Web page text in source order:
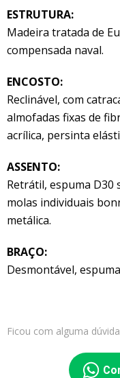
ESTRUTURA:
Madeira tratada de
compensada naval.
ENCOSTO:
Reclinável, com
almofadas fixas de
acrílica, persinta
ASSENTO:
Retrátil, espuma D30
molas individuais
metálica.
BRAÇO:
Desmontável,
Ficou com alguma